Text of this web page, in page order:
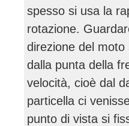
spesso si usa la
rotazione.
direzione del
dalla punta della
velocità, cioè dal
particella ci
punto di vista si